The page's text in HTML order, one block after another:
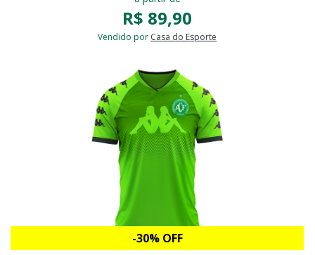
R$ 89,90
Vendido por Casa do Esporte
-30% OFF